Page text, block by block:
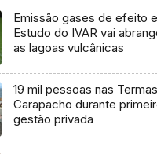
Emissão gases de efeito
Estudo do IVAR vai
as lagoas vulcânicas
19 mil pessoas nas
Carapacho durante
gestão privada